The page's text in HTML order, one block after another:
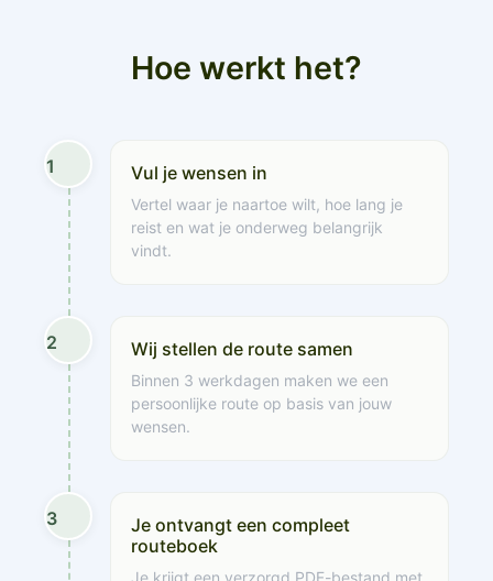
Hoe werkt het?
1 Vul je wensen in
Vertel waar je naartoe wilt, hoe lang je
reist en wat je onderweg belangrijk
vindt.
2 Wij stellen de route samen
Binnen 3 werkdagen maken we een
persoonlijke route op basis van jouw
wensen.
3
Je ontvangt een compleet
routeboek